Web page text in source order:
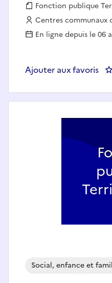
Fonction publique :
Fonction publique
Employeur :
Centres communaux
En ligne depuis le 06
Ajouter aux favoris :
Social, enfance et